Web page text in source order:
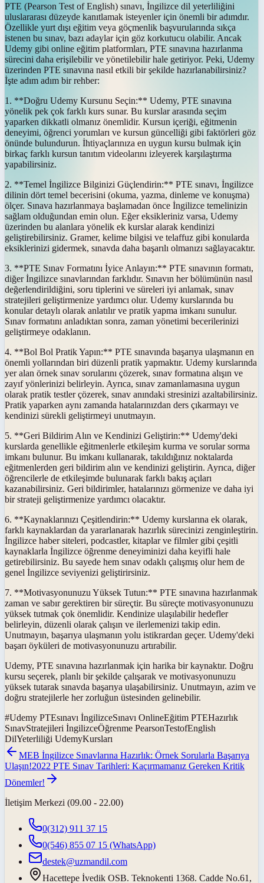
PTE (Pearson Test of English) sınavı, İngilizce dil yeterliliğini
uluslararası düzeyde kanıtlamak isteyenler için önemli bir adımdır.
Özellikle yurt dışı eğitim veya göçmenlik başvurularında sıkça
istenen bu sınav, bazı adaylar için göz korkutucu olabilir. Ancak
Udemy gibi online eğitim platformları, PTE sınavına hazırlanma
sürecini daha erişilebilir ve yönetilebilir hale getiriyor. Peki, Udemy
üzerinden PTE sınavına nasıl etkili bir şekilde hazırlanabilirsiniz?
İşte adım adım bir rehber:
1. **Doğru Udemy Kursunu Seçin:** Udemy, PTE sınavına
yönelik pek çok farklı kurs sunar. Bu kurslar arasında seçim
yaparken dikkatli olmanız önemlidir. Kursun içeriği, eğitmenin
deneyimi, öğrenci yorumları ve kursun güncelliği gibi faktörleri göz
önünde bulundurun. İhtiyaçlarınıza en uygun kursu bulmak için
birkaç farklı kursun tanıtım videolarını izleyerek karşılaştırma
yapabilirsiniz.
2. **Temel İngilizce Bilginizi Güçlendirin:** PTE sınavı, İngilizce
dilinin dört temel becerisini (okuma, yazma, dinleme ve konuşma)
ölçer. Sınava hazırlanmaya başlamadan önce İngilizce temelinizin
sağlam olduğundan emin olun. Eğer eksikleriniz varsa, Udemy
üzerinden bu alanlara yönelik ek kurslar alarak kendinizi
geliştirebilirsiniz. Gramer, kelime bilgisi ve telaffuz gibi konularda
eksiklerinizi gidermek, sınavda daha başarılı olmanızı sağlayacaktır.
3. **PTE Sınav Formatını İyice Anlayın:** PTE sınavının formatı,
diğer İngilizce sınavlarından farklıdır. Sınavın her bölümünün nasıl
değerlendirildiğini, soru tiplerini ve süreleri iyi anlamak, sınav
stratejileri geliştirmenize yardımcı olur. Udemy kurslarında bu
konular detaylı olarak anlatılır ve pratik yapma imkanı sunulur.
Sınav formatını anladıktan sonra, zaman yönetimi becerilerinizi
geliştirmeye odaklanın.
4. **Bol Bol Pratik Yapın:** PTE sınavında başarıya ulaşmanın en
önemli yollarından biri düzenli pratik yapmaktır. Udemy kurslarında
yer alan örnek sınav sorularını çözerek, sınav formatına alışın ve
zayıf yönlerinizi belirleyin. Ayrıca, sınav zamanlamasına uygun
olarak pratik testler çözerek, sınav anındaki stresinizi azaltabilirsiniz.
Pratik yaparken aynı zamanda hatalarınızdan ders çıkarmayı ve
kendinizi sürekli geliştirmeyi unutmayın.
5. **Geri Bildirim Alın ve Kendinizi Geliştirin:** Udemy'deki
kurslarda genellikle eğitmenlerle etkileşim kurma ve sorular sorma
imkanı bulunur. Bu imkanı kullanarak, takıldığınız noktalarda
eğitmenlerden geri bildirim alın ve kendinizi geliştirin. Ayrıca, diğer
öğrencilerle de etkileşimde bulunarak farklı bakış açıları
kazanabilirsiniz. Geri bildirimler, hatalarınızı görmenize ve daha iyi
bir strateji geliştirmenize yardımcı olacaktır.
6. **Kaynaklarınızı Çeşitlendirin:** Udemy kurslarına ek olarak,
farklı kaynaklardan da yararlanarak hazırlık sürecinizi zenginleştirin.
İngilizce haber siteleri, podcastler, kitaplar ve filmler gibi çeşitli
kaynaklarla İngilizce öğrenme deneyiminizi daha keyifli hale
getirebilirsiniz. Bu sayede hem sınav odaklı çalışmış olur hem de
genel İngilizce seviyenizi geliştirirsiniz.
7. **Motivasyonunuzu Yüksek Tutun:** PTE sınavına hazırlanmak
zaman ve sabır gerektiren bir süreçtir. Bu süreçte motivasyonunuzu
yüksek tutmak çok önemlidir. Kendinize ulaşılabilir hedefler
belirleyin, düzenli olarak çalışın ve ilerlemenizi takip edin.
Unutmayın, başarıya ulaşmanın yolu istikrardan geçer. Udemy'deki
başarı öyküleri de motivasyonunuzu artırabilir.
Udemy, PTE sınavına hazırlanmak için harika bir kaynaktır. Doğru
kursu seçerek, planlı bir şekilde çalışarak ve motivasyonunuzu
yüksek tutarak sınavda başarıya ulaşabilirsiniz. Unutmayın, azim ve
doğru stratejilerle her zorluğun üstesinden gelinebilir.
#Udemy PTEsınavı İngilizceSınavı OnlineEğitim PTEHazırlık
SınavStratejileri İngilizceÖğrenme PearsonTestofEnglish
DilYeterliliği UdemyKursları
MEB İngilizce Sınavlarına Hazırlık: Örnek Sorularla Başarıya
Ulaşın!2022 PTE Sınav Tarihleri: Kaçırmamanız Gereken Kritik
Dönemler!
İletişim Merkezi (09.00 - 22.00)
0(312) 911 37 15
0(546) 855 07 15 (WhatsApp)
destek@uzmandil.com
Hacettepe İvedik OSB. Teknokenti 1368. Cadde No.61,